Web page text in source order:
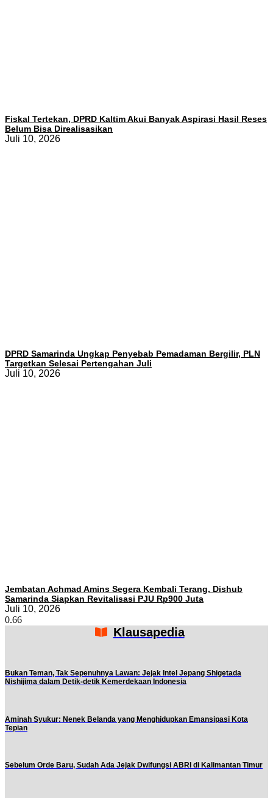
Fiskal Tertekan, DPRD Kaltim Akui Banyak Aspirasi Hasil Reses
Belum Bisa Direalisasikan
Juli 10, 2026
DPRD Samarinda Ungkap Penyebab Pemadaman Bergilir, PLN
Targetkan Selesai Pertengahan Juli
Juli 10, 2026
Jembatan Achmad Amins Segera Kembali Terang, Dishub
Samarinda Siapkan Revitalisasi PJU Rp900 Juta
Juli 10, 2026
Klausapedia
Bukan Teman, Tak Sepenuhnya Lawan: Jejak Intel Jepang Shigetada
Nishijima dalam Detik-detik Kemerdekaan Indonesia
Aminah Syukur: Nenek Belanda yang Menghidupkan Emansipasi Kota
Tepian
Sebelum Orde Baru, Sudah Ada Jejak Dwifungsi ABRI di Kalimantan Timur